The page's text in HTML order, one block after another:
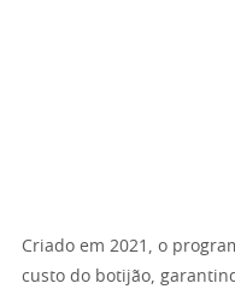
Criado em 2021, o
custo do botijão,